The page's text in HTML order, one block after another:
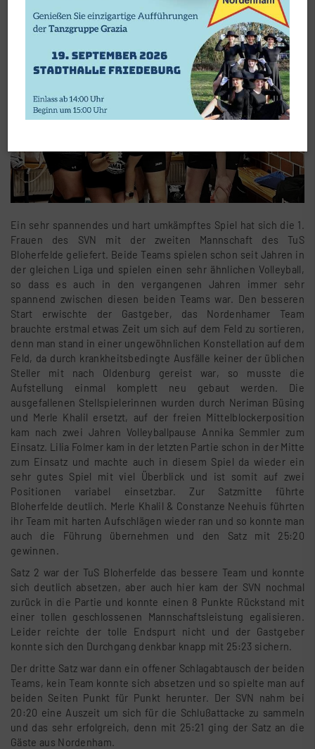
Ein sehr spannendes und hart umkämpftes Spiel hat sich die 1.
Frauen des SVN mit der zweiten Mannschaft des TuS
Bloherfelde geliefert. Beide Teams spielen schon seit Jahren in
der gleichen Liga und spielen einen sehr ähnlichen Volleyball,
so dass es auch in den vergangenen Jahren immer sehr
spannend zwischen diesen beiden Teams war. Den besseren
Start erwischte der Gastgeber, das Nordenhamer Team
brauchte erstmal etwas Zeit um sich auf dem Feld zu sortieren,
denn man stand in einer ungewöhnlichen Konstellation auf dem
Feld, da durch krankheitsbedingte Ausfälle keiner der üblichen
Steller mit nach Oldenburg gereist war, so musste die
Aufstellung einmal komplett neu gebaut werden. Die
ausgefallenen Stellspielerinnen wurden durch Neriman Büsing
und Merle Khalil ersetzt, auf der freien Mittelblockerposition
kam nach zwei Jahren Volleyballpause Annika Semmler zum
Einsatz. Lilia Folmer kam in der letzten Partie schon in der Mitte
zum Einsatz und machte auch in diesem Spiel da wieder ein
sehr gutes Spiel mit viel Überblick und ist somit auf zwei
Positionen variabel einsetzbar. Zur Satzmitte führte
Bloherfelde deutlich. Merle Khalil & Constanze Neehuis führten
ihr Team mit harten Aufschlägen wieder ran und so konnte man
auch die Führung übernehmen und den Satz mit 25:20
gewinnen.
Satz 2 war der TuS Bloherfelde das bessere Team und konnte
sich deutlich absetzen, aber auch hier kam der SVN nochmal
zurück in die Partie und konnte einen 8 Punkte Rückstand mit
einer tollen geschlossenen Mannschaftsleistung egalisieren.
Leider reichte der tolle Endspurt nicht und der Gastgeber
konnte sich den Durchgang denkbar knapp mit 25:23 sichern.
Der dritte Satz war dann ein offener Schlagabtausch der beiden
Teams, kein Team konnte sich absetzen und so spielte man auf
beiden Seiten Punkt für Punkt herunter. Der SVN nahm bei
20:20 eine Auszeit um sich für die Schlußattacke zu sammeln
und das sehr erfolgreich, denn mit 25:21 ging der Satz an die
Gäste aus Nordenham.